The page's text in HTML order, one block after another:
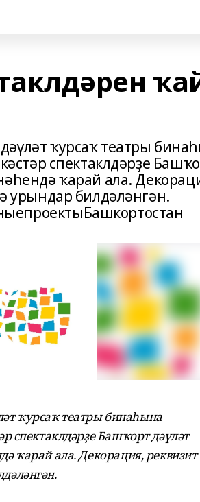
ҡурсаҡ театры
спектаклдәрҙе
ҡарай ала.
урындар билдәләнгән.
ҡурсаҡ театры бинаһына
спектаклдәрҙе Башҡорт дәүләт
ҡарай ала. Декорация, реквизит